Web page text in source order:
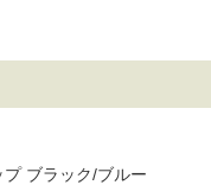
ブラック/ブルー